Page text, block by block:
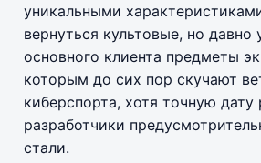
уникальными
вернуться культовые, но давно
основного клиента предметы
которым до сих пор скучают
киберспорта, хотя точную дату
разработчики
стали.